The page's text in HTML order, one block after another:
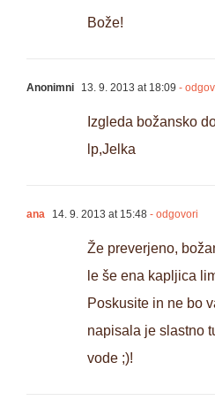
Bože!
Anonimni 13. 9. 2013 at 18:09 -
Izgleda božansko
lp,Jelka
ana 14. 9. 2013 at 15:48 - odgovori
Že preverjeno,
le še ena kapljica
Poskusite in ne bo
napisala je slastno
vode ;)!